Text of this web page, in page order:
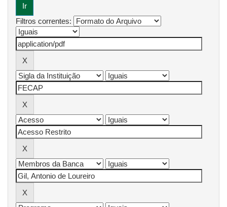
Filtros correntes: